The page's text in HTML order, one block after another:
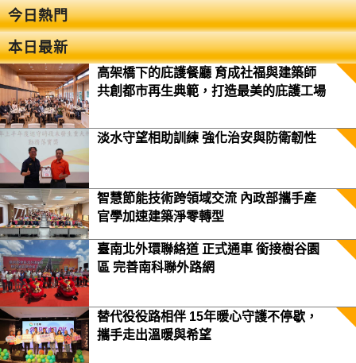
今日熱門
本日最新
高架橋下的庇護餐廳 育成社福與建築師
共創都市再生典範，打造最美的庇護工場
淡水守望相助訓練 強化治安與防衛韌性
智慧節能技術跨領域交流 內政部攜手產
官學加速建築淨零轉型
臺南北外環聯絡道 正式通車 銜接樹谷園
區 完善南科聯外路網
替代役役路相伴 15年暖心守護不停歇，
攜手走出溫暖與希望